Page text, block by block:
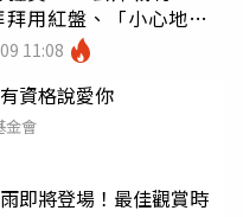
用紅盤、「小心地
帶回家
11:08
資格說愛你
金會
即將登場！最佳觀賞時